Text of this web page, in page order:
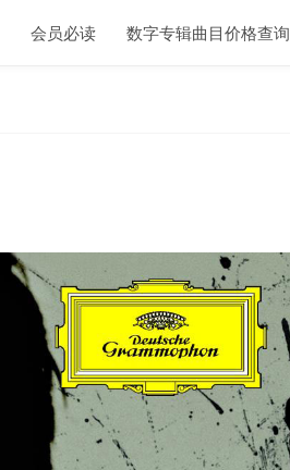
会员必读 数字专辑曲目价格查询